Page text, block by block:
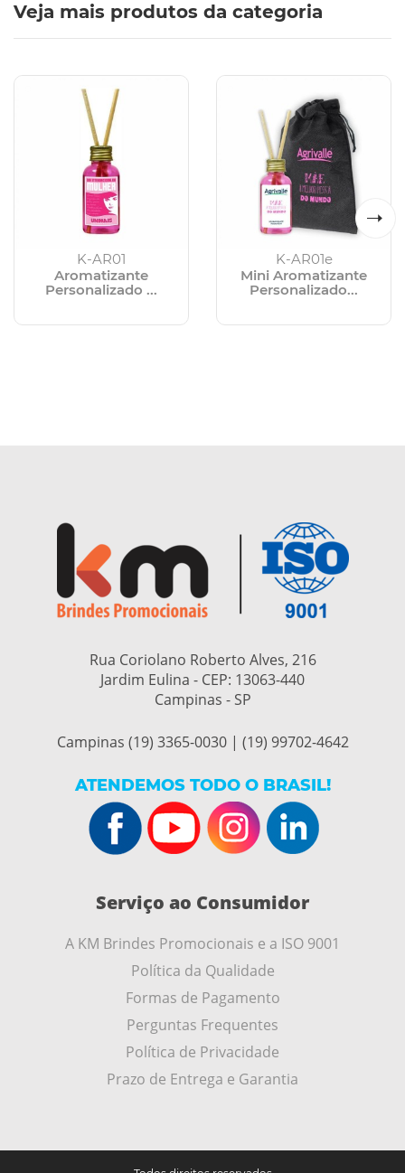
Veja mais produtos da categoria
K-AR01
Aromatizante
Personalizado ...
K-AR01e
Mini Aromatizante
Personalizado...
Rua Coriolano Roberto Alves, 216
Jardim Eulina - CEP: 13063-440
Campinas - SP
Campinas (19) 3365-0030 | (19) 99702-4642
ATENDEMOS TODO O BRASIL!
Serviço ao Consumidor
A KM Brindes Promocionais e a ISO 9001
Política da Qualidade
Formas de Pagamento
Perguntas Frequentes
Política de Privacidade
Prazo de Entrega e Garantia